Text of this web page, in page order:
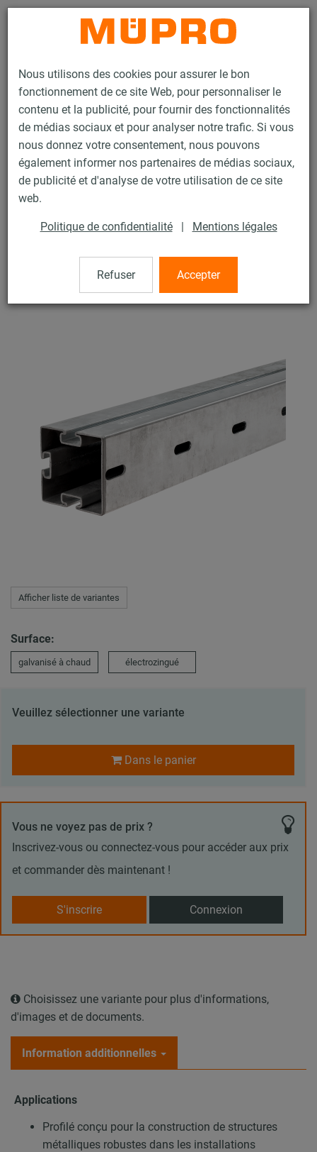
Nous utilisons des cookies pour assurer le bon
fonctionnement de ce site Web, pour personnaliser le
contenu et la publicité, pour fournir des fonctionnalités
de médias sociaux et pour analyser notre trafic. Si vous
nous donnez votre consentement, nous pouvons
également informer nos partenaires de médias sociaux,
de publicité et d'analyse de votre utilisation de ce site
web.
Politique de confidentialité | Mentions légales
Refuser Accepter
Contact
Produits Technique de fixation
Fixation de gaines
Rails d'installation pour la fixation de gaines
Rails d’installation MPT (plage de charge lourde)
Profilé MPT Q100 3 rainures
4 / 34
Profilé MPT Q100 3 rainures
Afficher liste de variantes
Surface:
galvanisé à chaud électrozingué
Veuillez sélectionner une variante
Dans le panier
Vous ne voyez pas de prix ?
Inscrivez-vous ou connectez-vous pour accéder aux prix
et commander dès maintenant !
S'inscrire Connexion
Choisissez une variante pour plus d'informations,
d'images et de documents.
Information additionnelles
Applications
Profilé conçu pour la construction de structures
métalliques robustes dans les installations